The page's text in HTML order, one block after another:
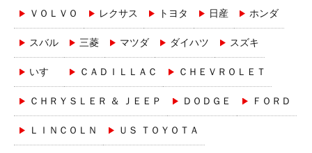
ＶＯＬＶＯ レクサス トヨタ 日産 ホンダ
スバル 三菱 マツダ ダイハツ スズキ
いすゞ ＣＡＤＩＬＬＡＣ ＣＨＥＶＲＯＬＥＴ
ＣＨＲＹＳＬＥＲ ＆ ＪＥＥＰ ＤＯＤＧＥ ＦＯＲＤ
ＬＩＮＣＯＬＮ ＵＳ ＴＯＹＯＴＡ